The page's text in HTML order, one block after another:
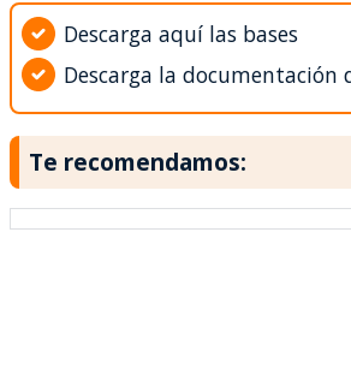
Descarga aquí las bases
Descarga la documentación
Te recomendamos: